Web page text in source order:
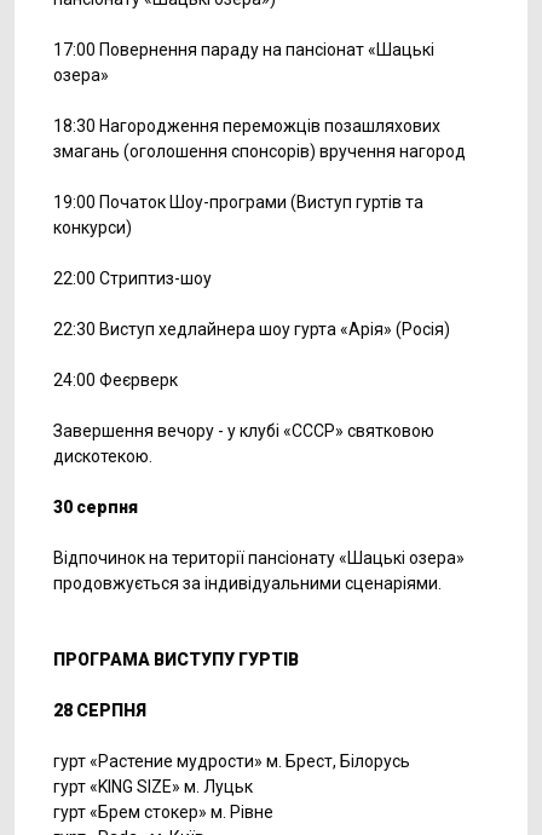
17:00 Повернення параду на пансіонат «Шацькі
озера»
18:30 Нагородження переможців позашляхових
змагань (оголошення спонсорів) вручення нагород
19:00 Початок Шоу-програми (Виступ гуртів та
конкурси)
22:00 Стриптиз-шоу
22:30 Виступ хедлайнера шоу гурта «Арія» (Росія)
24:00 Феєрверк
Завершення вечору - у клубі «СССР» святковою
дискотекою.
30 серпня
Відпочинок на території пансіонату «Шацькі озера»
продовжується за індивідуальними сценаріями.
ПРОГРАМА ВИСТУПУ ГУРТІВ
28 СЕРПНЯ
гурт «Растение мудрости» м. Брест, Білорусь
гурт «KING SIZE» м. Луцьк
гурт «Брем стокер» м. Рівне